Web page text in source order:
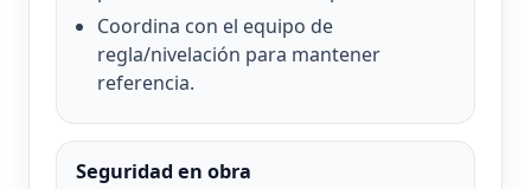
Coordina con el equipo de
regla/nivelación para mantener
referencia.
Seguridad en obra